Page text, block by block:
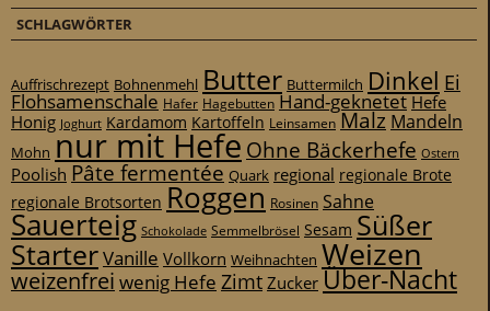
SCHLAGWÖRTER
Auffrischrezept Bohnenmehl Butter Buttermilch Dinkel Ei
Flohsamenschale Hafer Hagebutten Hand-geknetet Hefe
Honig Joghurt Kardamom Kartoffeln Leinsamen Malz Mandeln
Mohn nur mit Hefe Ohne Bäckerhefe Ostern
Poolish Pâte fermentée Quark regional regionale Brote
regionale Brotsorten Roggen Rosinen Sahne
Sauerteig Schokolade Semmelbrösel Sesam Süßer
StarterVanille Vollkorn Weihnachten Weizen
weizenfrei wenig Hefe ZimtZuckerÜber-Nacht